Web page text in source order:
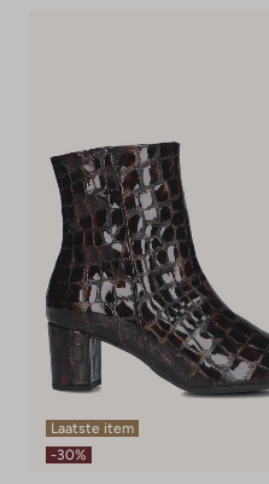
Laatste item
-30%